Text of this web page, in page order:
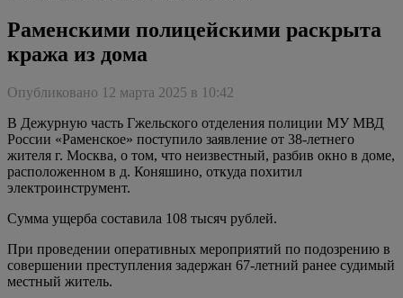
Раменскими полицейскими раскрыта
кража из дома
Опубликовано 12 марта 2025 в 10:42
В Дежурную часть Гжельского отделения полиции МУ МВД
России «Раменское» поступило заявление от 38-летнего
жителя г. Москва, о том, что неизвестный, разбив окно в доме,
расположенном в д. Коняшино, откуда похитил
электроинструмент.
Сумма ущерба составила 108 тысяч рублей.
При проведении оперативных мероприятий по подозрению в
совершении преступления задержан 67-летний ранее судимый
местный житель.